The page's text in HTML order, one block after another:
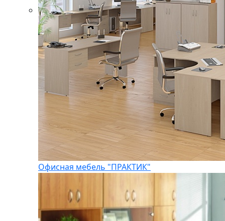
Офисная мебель "ПРАКТИК"